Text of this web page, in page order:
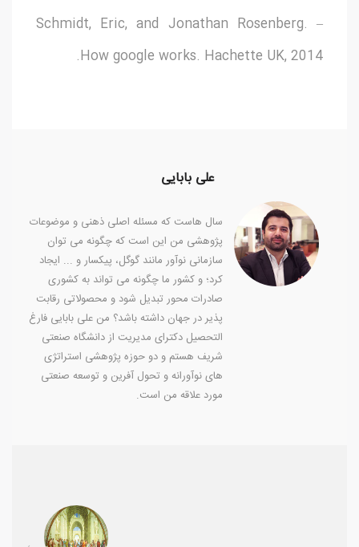
– Schmidt, Eric, and Jonathan Rosenberg.
How google works. Hachette UK, 2014.
علی بابایی
سال هاست که مسئله اصلی ذهنی و موضوعات
پژوهشی من این است که چگونه می توان
سازمانی نوآور مانند گوگل، پیکسار و ... ایجاد
کرد؛ و کشور ما چگونه می تواند به کشوری
صادرات محور تبدیل شود و محصولاتی رقابت
پذیر در جهان داشته باشد؟ من علی بابایی فارغ
التحصیل دکترای مدیریت از دانشگاه صنعتی
شریف هستم و دو حوزه پژوهشی استراتژی
های نوآورانه و تحول آفرین و توسعه صنعتی
مورد علاقه من است.